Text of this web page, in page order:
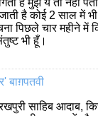
है मुझे ये तो नहीं
है कोई 2 साल में
पिछले चार महीने में
भी हूँ।
बाग़पतवी
साहिब आदाब,